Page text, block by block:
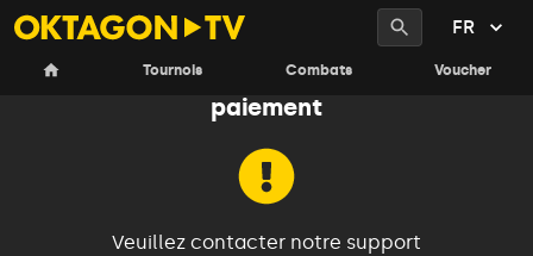
Tournois Combats Voucher
FR
Un problème est survenu pendant le
paiement
Veuillez contacter notre support